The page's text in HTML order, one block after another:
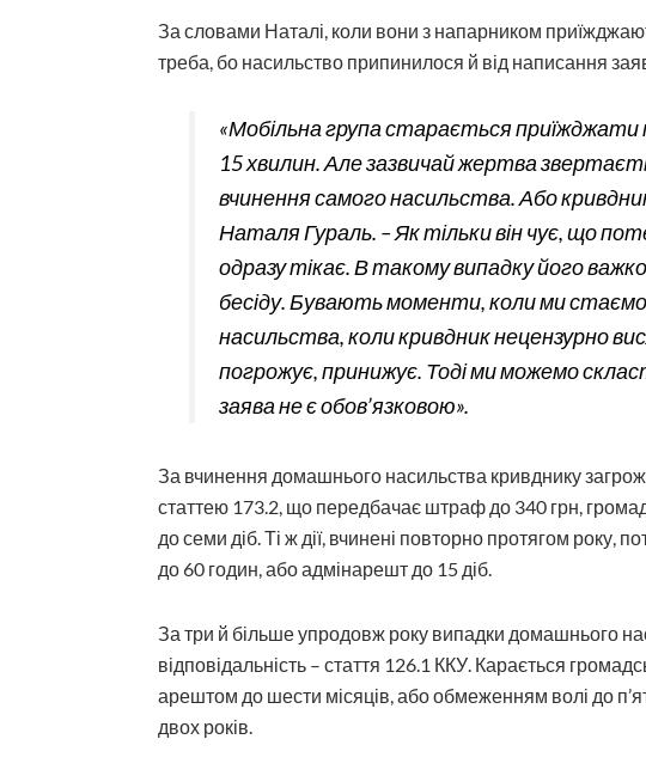
За словами Наталі, коли вони з напарником
треба, бо насильство припинилося й від написання
«Мобільна група старається
15 хвилин. Але зазвичай жертва
вчинення самого насильства. Або
Наталя Гураль. – Як тільки він чує, що
одразу тікає. В такому випадку його
бесіду. Бувають моменти, коли ми стаємо
насильства, коли кривдник нецензурно
погрожує, принижує. Тоді ми можемо
заява не є обов’язковою».
За вчинення домашнього насильства кривднику
статтею 173.2, що передбачає штраф до 340 грн,
до семи діб. Ті ж дії, вчинені пов­торно протягом року,
до 60 годин, або адмінарешт до 15 діб.
За три й більше упродовж року випадки домашнього
відповідальність – стаття 126.1 ККУ. Карається
арештом до шести місяців, або обмеженням волі до
двох років.